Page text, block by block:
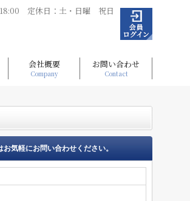
定休日：土・日曜 祝日
会社概要
Company
お問い合わせ
Contact
お気軽にお問い合わせください。